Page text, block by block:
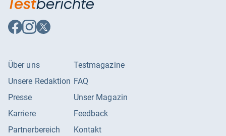
Auf
Facebook
Auf
Instagram
Auf
X
Über uns
Unsere Redaktion
Presse
Karriere
Partnerbereich
Testmagazine
FAQ
Unser Magazin
Feedback
Kontakt